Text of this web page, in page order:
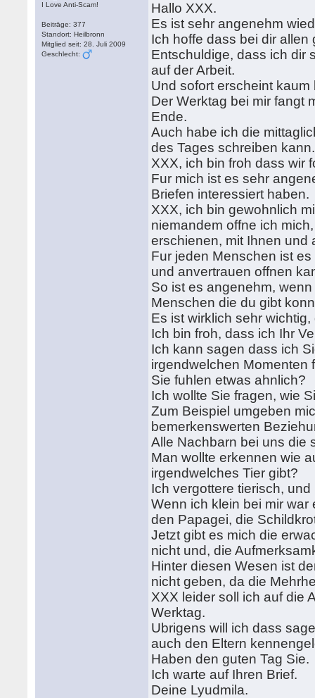
I Love Anti-Scam!
Beiträge: 377
Standort: Heilbronn
Mitglied seit: 28. Juli 2009
Geschlecht:
Hallo XXX.
Es ist sehr angenehm
Ich hoffe dass bei dir
Entschuldige, dass ich dir
auf der Arbeit.
Und sofort erscheint
Der Werktag bei mir fangt
Ende.
Auch habe ich die
des Tages schreiben kann.
XXX, ich bin froh dass wir
Fur mich ist es sehr
Briefen interessiert haben.
XXX, ich bin gewohnlich
niemandem offne ich
erschienen, mit Ihnen und
Fur jeden Menschen ist
und anvertrauen offnen
So ist es angenehm,
Menschen die du gibt
Es ist wirklich sehr
Ich bin froh, dass ich Ihr
Ich kann sagen dass ich
irgendwelchen
Sie fuhlen etwas ahnlich?
Ich wollte Sie fragen, wie
Zum Beispiel umgeben
bemerkenswerten
Alle Nachbarn bei uns die
Man wollte erkennen wie
irgendwelches Tier gibt?
Ich vergottere tierisch,
Wenn ich klein bei mir
den Papagei, die
Jetzt gibt es mich die
nicht und, die
Hinter diesen Wesen ist
nicht geben, da die
XXX leider soll ich auf die
Werktag.
Ubrigens will ich dass
auch den Eltern
Haben den guten Tag Sie.
Ich warte auf Ihren Brief.
Deine Lyudmila.